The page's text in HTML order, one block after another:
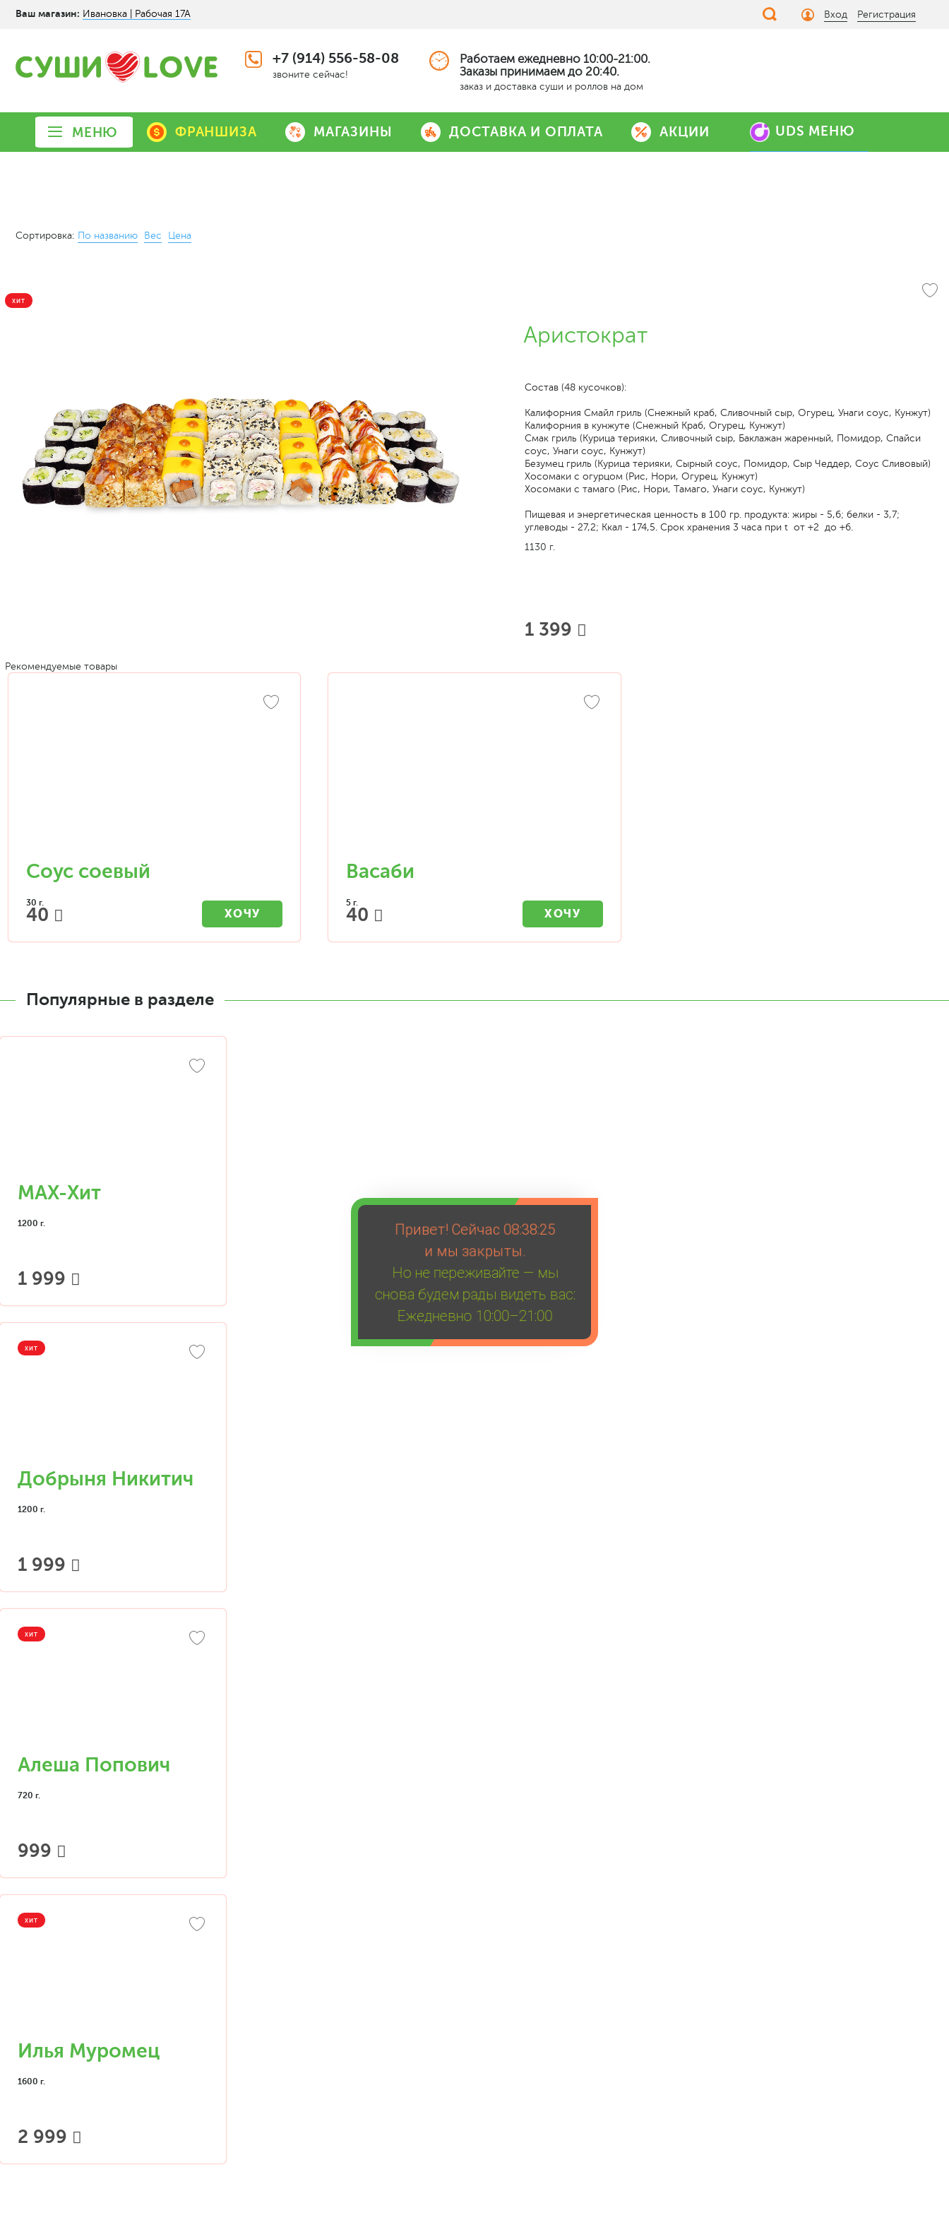
Привет! Сейчас 08:38:25
и мы закрыты.
Но не переживайте — мы
снова будем рады видеть вас:
Ежедневно 10:00–21:00
Ваш магазин: Ивановка | Рабочая 17А Вход Регистрация
+7 (914) 556-58-08
звоните сейчас!
Работаем ежедневно 10:00-21:00.
Заказы принимаем до 20:40.
заказ и доставка суши и роллов на дом
МЕНЮ ФРАНШИЗА МАГАЗИНЫ ДОСТАВКА И ОПЛАТА АКЦИИ UDS МЕНЮ
Сортировка: По названию Вес Цена
ХИТ
Аристократ
Состав (48 кусочков):
Калифорния Смайл гриль (Снежный краб, Сливочный сыр, Огурец, Унаги соус, Кунжут)
Калифорния в кунжуте (Снежный Краб, Огурец, Кунжут)
Смак гриль (Курица терияки, Сливочный сыр, Баклажан жаренный, Помидор, Спайси
соус, Унаги соус, Кунжут)
Безумец гриль (Курица терияки, Сырный соус, Помидор, Сыр Чеддер, Соус Сливовый)
Хосомаки с огурцом (Рис, Нори, Огурец, Кунжут)
Хосомаки с тамаго (Рис, Нори, Тамаго, Унаги соус, Кунжут)
Пищевая и энергетическая ценность в 100 гр. продукта: жиры - 5,6; белки - 3,7;
углеводы - 27,2; Ккал - 174,5. Срок хранения 3 часа при t от +2 до +6.
1130 г.
1 399
Рекомендуемые товары
Соус соевый
30 г.
40 ХОЧУ
Васаби
5 г.
40 ХОЧУ
Популярные в разделе
MAX-Хит
1200 г.
1 999
ХИТ
Добрыня Никитич
1200 г.
1 999
ХИТ
Алеша Попович
720 г.
999
ХИТ
Илья Муромец
1600 г.
2 999